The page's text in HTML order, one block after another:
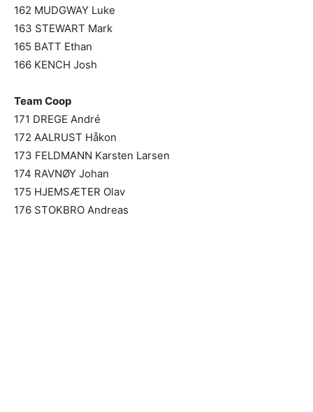
162 MUDGWAY Luke
163 STEWART Mark
165 BATT Ethan
166 KENCH Josh
Team Coop
171 DREGE André
172 AALRUST Håkon
173 FELDMANN Karsten Larsen
174 RAVNØY Johan
175 HJEMSÆTER Olav
176 STOKBRO Andreas